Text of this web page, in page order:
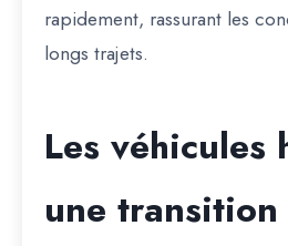
rapidement, rassurant les
longs trajets.
Les véhicules
une transition